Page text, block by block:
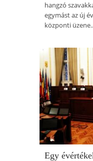
hangzó
egymást az új
központi
Egy